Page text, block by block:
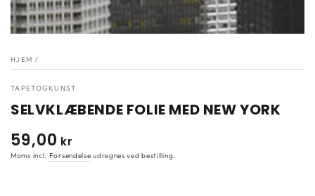
HJEM /
TAPETOGKUNST
SELVKLÆBENDE FOLIE MED NEW YORK
Normal
pris
59,00 kr
Moms incl. Forsendelse udregnes ved bestilling.